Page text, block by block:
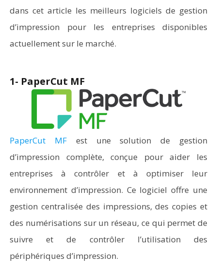
dans cet article les meilleurs logiciels de gestion
d’impression pour les entreprises disponibles
actuellement sur le marché.
1- PaperCut MF
PaperCut MFest une solution de gestion
d’impression complète, conçue pour aider les
entreprises à contrôler et à optimiser leur
environnement d’impression. Ce logiciel offre une
gestion centralisée des impressions, des copies et
des numérisations sur un réseau, ce qui permet de
suivre et de contrôler l’utilisation des
périphériques d’impression.